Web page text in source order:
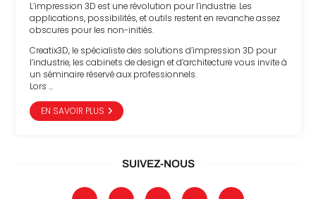
L’impression 3D est une révolution pour l’industrie. Les
applications, possibilités, et outils restent en revanche assez
obscures pour les non-initiés.
Creatix3D, le spécialiste des solutions d’impression 3D pour
l’industrie, les cabinets de design et d’architecture vous invite à
un séminaire réservé aux professionnels.
Lors …
EN SAVOIR PLUS
SUIVEZ-NOUS